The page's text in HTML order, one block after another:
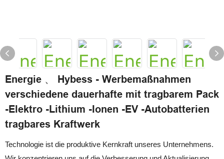
Energie 、 Hybess - Werbemaßnahmen
verschiedene dauerhafte mit tragbarem Pack
-Elektro -Lithium -Ionen -EV -Autobatterien
tragbares Kraftwerk
Technologie ist die produktive Kernkraft unseres Unternehmens.